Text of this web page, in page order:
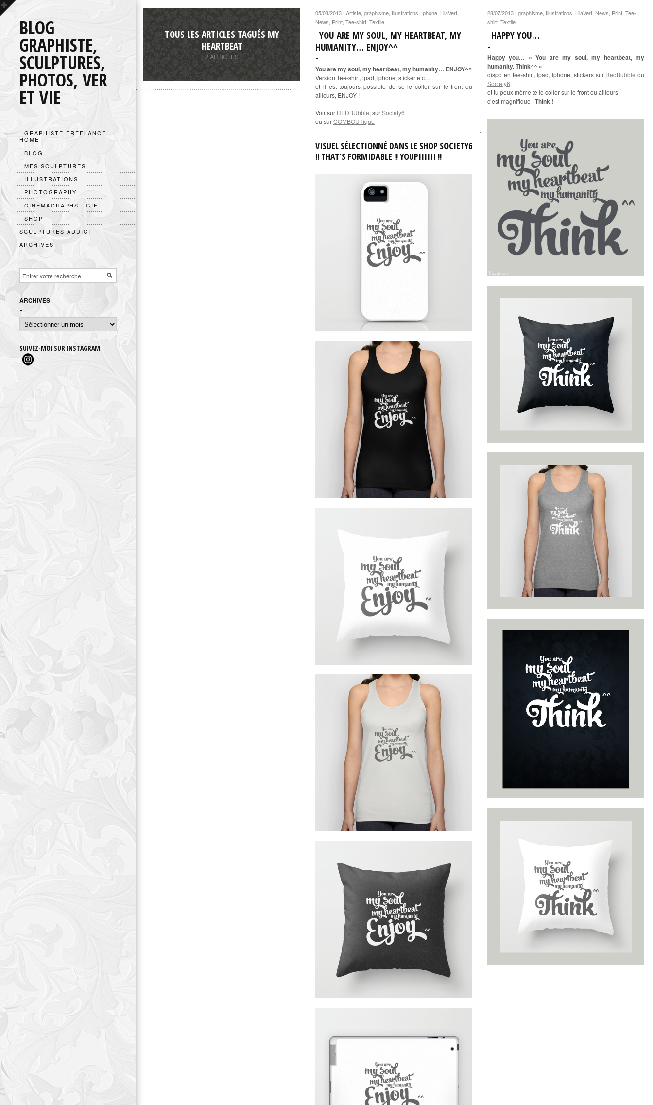
BLOG
GRAPHISTE,
SCULPTURES,
PHOTOS, VER
ET VIE
| GRAPHISTE FREELANCE
HOME
| BLOG
| MES SCULPTURES
| ILLUSTRATIONS
| PHOTOGRAPHY
| CINEMAGRAPHS | GIF
| SHOP
SCULPTURES ADDICT
ARCHIVES
ARCHIVES
Archives
SUIVEZ-MOI SUR INSTAGRAM
TOUS LES ARTICLES TAGUÉS MY
HEARTBEAT
2 ARTICLES
05/08/2013 · Artiste, graphisme, Illustrations, Iphone, LilaVert,
News, Print, Tee-shirt, Textile
YOU ARE MY SOUL, MY HEARTBEAT, MY
HUMANITY… ENJOY^^
You are my soul, my heartbeat, my humanity… ENJOY^^
Version Tee-shirt, ipad, iphone, sticker etc…
et il est toujours possible de se le coller sur le front ou
ailleurs, ENJOY !
Voir sur REDBUbble, surSociety6
ou surCOMBOUTique
VISUEL SÉLECTIONNÉ DANS LE SHOP SOCIETY6
!! THAT’S FORMIDABLE !! YOUPIIIIII !!
28/07/2013 · graphisme, Illustrations, LilaVert, News, Print, Tee-
shirt, Textile
HAPPY YOU…
Happy you… « You are my soul, my heartbeat, my
humanity, Think^^ »
dispo en tee-shirt, Ipad, Iphone, stickers sur RedBubble ou
Society6,
et tu peux même te le coller sur le front ou ailleurs,
c’est magnifique !Think !